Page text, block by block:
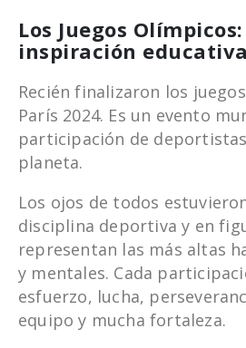
Los Juegos
inspiración educativa
Recién finalizaron los
París 2024. Es un evento
participación de
planeta.
Los ojos de todos
disciplina deportiva y en
representan las más altas
y mentales. Cada
esfuerzo, lucha,
equipo y mucha fortaleza.